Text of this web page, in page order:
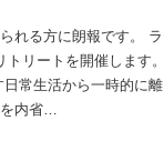
れる方に朗報です。 ラ
リートを開催します。
日常生活から一時的に離
を内省…